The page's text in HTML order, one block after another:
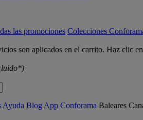
las promociones Colecciones
son aplicados en el carrito. Haz clic
Ayuda Blog App Conforama Baleares